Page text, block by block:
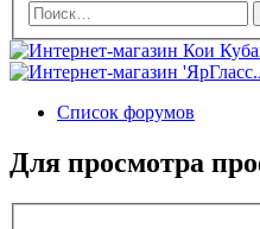
Список форумов
Для просмотра